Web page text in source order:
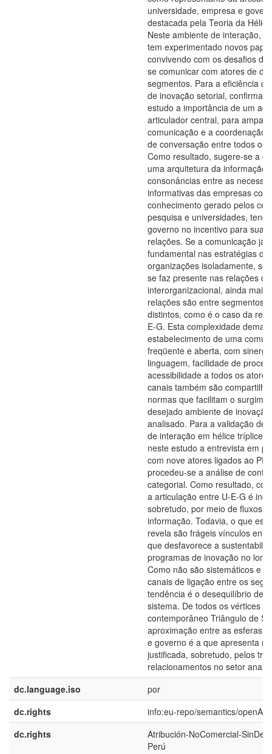
universidade, empresa e
destacada pela Teoria da
Neste ambiente de interação,
tem experimentado novos
convivendo com os desafios de
se comunicar com atores de
segmentos. Para a eficiência
de inovação setorial, confirma-
estudo a importância de um
articulador central, para
comunicação e a coordenação
de conversação entre todos os
Como resultado, sugere-se a
uma arquitetura da informação
consonâncias entre as
informativas das empresas
conhecimento gerado pelos
pesquisa e universidades,
governo no incentivo para suas
relações. Se a comunicação já
fundamental nas estratégias
organizações isoladamente,
se faz presente nas relações
interorganizacional, ainda mais
relações são entre segmentos
distintos, como é o caso da
E-G. Esta complexidade
estabelecimento de uma
freqüente e aberta, com
linguagem, facilidade de
acessibilidade a todos os
canais também são
normas que facilitam o
desejado ambiente de
analisado. Para a validação
de interação em hélice tríplice,
neste estudo a entrevista em
com nove atores ligados ao
procedeu-se a análise de
categorial. Como resultado,
a articulação entre U-E-G é
sobretudo, por meio de fluxos
informação. Todavia, o que
revela são frágeis vínculos
que desfavorece a
programas de inovação no
Como não são sistemáticos e
canais de ligação entre os
tendência é o desequilíbrio de
sistema. De todos os vértices
contemporâneo Triângulo de
aproximação entre as esferas
e governo é a que apresenta
justificada, sobretudo, pelos
relacionamentos no setor
dc.language.iso
por
dc.rights
info:eu-repo/semantics/
dc.rights
Atribución-NoComercial-
Perú